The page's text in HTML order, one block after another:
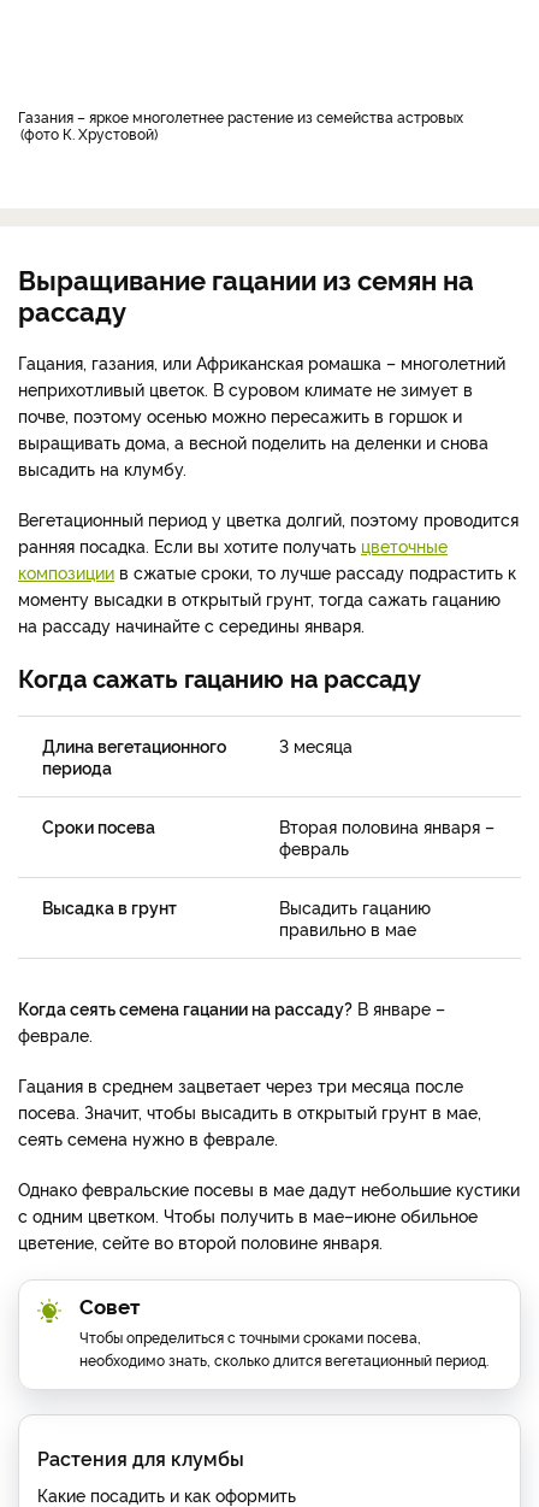
Газания – яркое многолетнее растение из семейства астровых
фото К. Хрустовой
Выращивание гацании из семян на
рассаду
Гацания, газания, или Африканская ромашка – многолетний
неприхотливый цветок. В суровом климате не зимует в
почве, поэтому осенью можно пересажить в горшок и
выращивать дома, а весной поделить на деленки и снова
высадить на клумбу.
Вегетационный период у цветка долгий, поэтому проводится
ранняя посадка. Если вы хотите получать цветочные
композиции в сжатые сроки, то лучше рассаду подрастить к
моменту высадки в открытый грунт, тогда сажать гацанию
на рассаду начинайте с середины января.
Когда сажать гацанию на рассаду
Длина вегетационного
периода
3 месяца
Сроки посева
Вторая половина января –
февраль
Высадка в грунт
Высадить гацанию
правильно в мае
Когда сеять семена гацании на рассаду? В январе –
феврале.
Гацания в среднем зацветает через три месяца после
посева. Значит, чтобы высадить в открытый грунт в мае,
сеять семена нужно в феврале.
Однако февральские посевы в мае дадут небольшие кустики
с одним цветком. Чтобы получить в мае–июне обильное
цветение, сейте во второй половине января.
Совет
Чтобы определиться с точными сроками посева,
необходимо знать, сколько длится вегетационный период.
Растения для клумбы
Какие посадить и как оформить